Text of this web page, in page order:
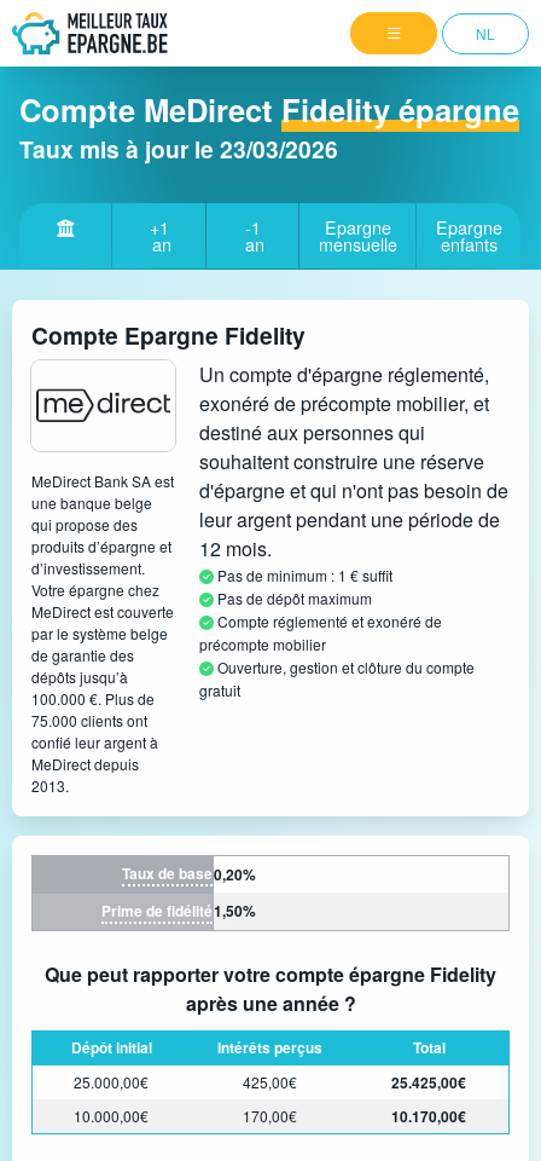
NL
Compte MeDirect Fidelity épargne
Taux mis à jour le 23/03/2026
+1
an
-1
an
Epargne
mensuelle
Epargne
enfants
Compte Epargne Fidelity
MeDirect Bank SA est
une banque belge
qui propose des
produits d’épargne et
d’investissement.
Votre épargne chez
MeDirect est couverte
par le système belge
de garantie des
dépôts jusqu’à
100.000 €. Plus de
75.000 clients ont
confié leur argent à
MeDirect depuis
2013.
Un compte d'épargne réglementé,
exonéré de précompte mobilier, et
destiné aux personnes qui
souhaitent construire une réserve
d'épargne et qui n'ont pas besoin de
leur argent pendant une période de
12 mois.
Pas de minimum : 1 € suffit
Pas de dépôt maximum
Compte réglementé et exonéré de
précompte mobilier
Ouverture, gestion et clôture du compte
gratuit
Taux de base0,20%
Prime de fidélité1,50%
Que peut rapporter votre compte épargne Fidelity
après une année ?
Dépôt initial Intérêts perçus Total
25.000,00€ 425,00€ 25.425,00€
10.000,00€ 170,00€ 10.170,00€